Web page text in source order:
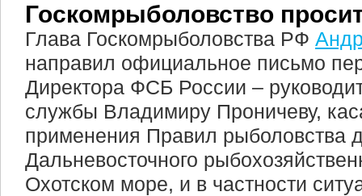
Госкомрыболовство
Глава Госкомрыболовства РФ
направил официальное письмо
Директора ФСБ России –
службы Владимиру Проничеву,
применения Правил рыболовства
Дальневосточного
Охотском море, и в частности